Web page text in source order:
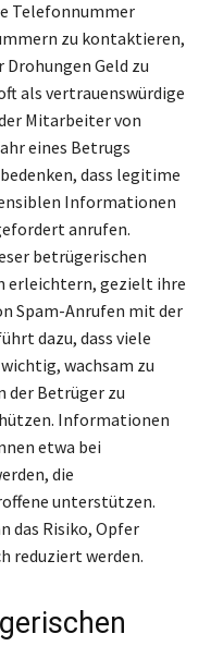
Telefonnummer
zu kontaktieren,
Drohungen Geld zu
als vertrauenswürdige
Mitarbeiter von
eines Betrugs
dass legitime
Informationen
anrufen.
betrügerischen
erleichtern, gezielt ihre
Spam-Anrufen mit der
dazu, dass viele
wachsam zu
der Betrüger zu
Informationen
etwa bei
die
unterstützen.
das Risiko, Opfer
reduziert werden.